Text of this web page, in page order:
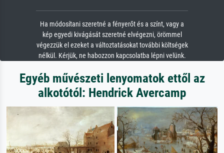
Ha módosítani szeretné a fényerőt és a színt, vagy a
kép egyedi kivágását szeretné elvégezni, örömmel
végezzük el ezeket a változtatásokat további költségek
nélkül. Kérjük, ne habozzon kapcsolatba lépni velünk.
Egyéb művészeti lenyomatok ettől az
alkotótól: Hendrick Avercamp